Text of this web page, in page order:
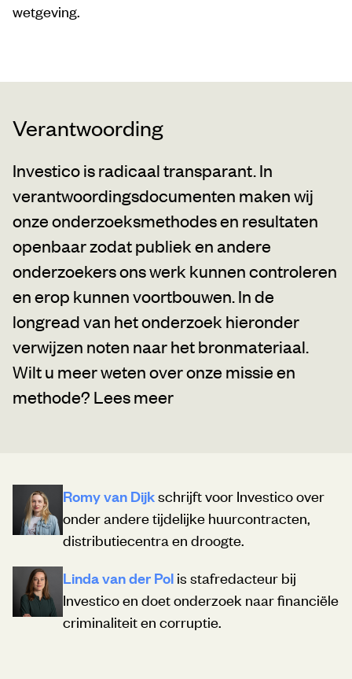
wetgeving.
Verantwoording
Investico is radicaal transparant. In
verantwoordingsdocumenten maken wij
onze onderzoeksmethodes en resultaten
openbaar zodat publiek en andere
onderzoekers ons werk kunnen controleren
en erop kunnen voortbouwen. In de
longread van het onderzoek hieronder
verwijzen noten naar het bronmateriaal.
Wilt u meer weten over onze missie en
methode? Lees meer
Romy van Dijkschrijft voor Investico over
onder andere tijdelijke huurcontracten,
distributiecentra en droogte.
Linda van der Pol is stafredacteur bij
Investico en doet onderzoek naar financiële
criminaliteit en corruptie.